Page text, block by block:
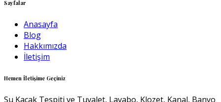
Sayfalar
Anasayfa
Blog
Hakkımızda
İletişim
Hemen İletişime Geçiniz
Su Kaçak Tespiti ve Tuvalet, Lavabo, Klozet, Kanal, Banyo